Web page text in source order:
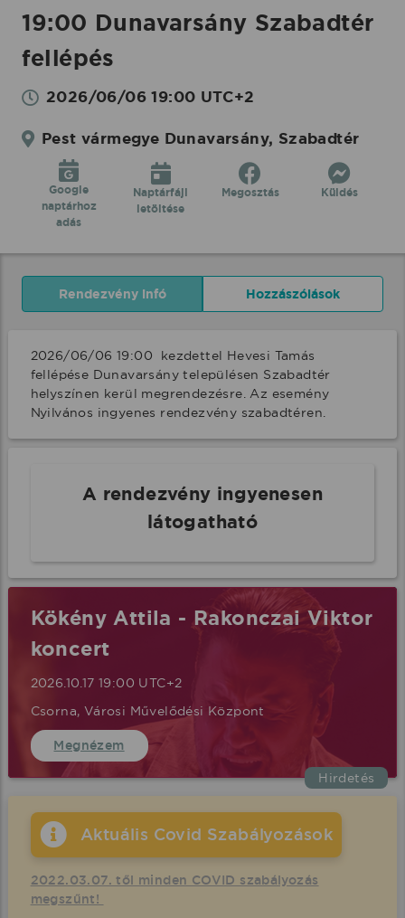
19:00 Dunavarsány Szabadtér
fellépés
2026/06/06 19:00 UTC+2
Pest vármegye Dunavarsány, Szabadtér
Google
naptárhoz
adás
Naptárfájl
letöltése
Megosztás Küldés
Rendezvény infó Hozzászólások
2026/06/06 19:00  kezdettel Hevesi Tamás
fellépése Dunavarsány településen Szabadtér
helyszínen kerül megrendezésre. Az esemény
Nyilvános ingyenes rendezvény szabadtéren.
A rendezvény ingyenesen
látogatható
Hirdetés
Kökény Attila - Rakonczai Viktor
koncert
2026.10.17 19:00 UTC+2
Csorna, Városi Művelődési Központ
Megnézem
Aktuális Covid Szabályozások
2022.03.07. től minden COVID szabályozás
megszűnt!